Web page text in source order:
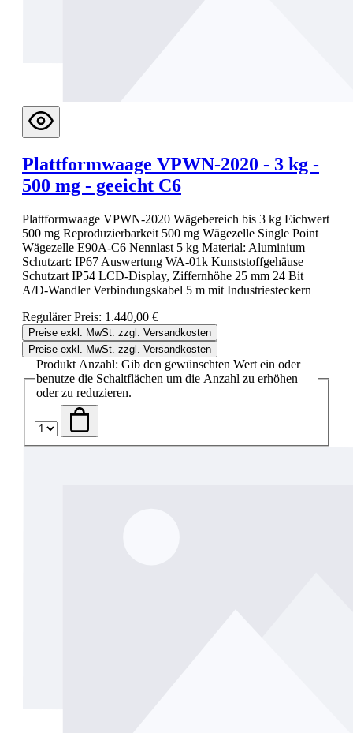
Plattformwaage VPWN-2020 - 3 kg -
500 mg - geeicht C6
Plattformwaage VPWN-2020 Wägebereich bis 3 kg Eichwert
500 mg Reproduzierbarkeit 500 mg Wägezelle Single Point
Wägezelle E90A-C6 Nennlast 5 kg Material: Aluminium
Schutzart: IP67 Auswertung WA-01k Kunststoffgehäuse
Schutzart IP54 LCD-Display, Ziffernhöhe 25 mm 24 Bit
A/D-Wandler Verbindungskabel 5 m mit Industriesteckern
Regulärer Preis: 1.440,00 €
Preise exkl. MwSt. zzgl. Versandkosten
Preise exkl. MwSt. zzgl. Versandkosten
Produkt Anzahl: Gib den gewünschten Wert ein oder
benutze die Schaltflächen um die Anzahl zu erhöhen
oder zu reduzieren.